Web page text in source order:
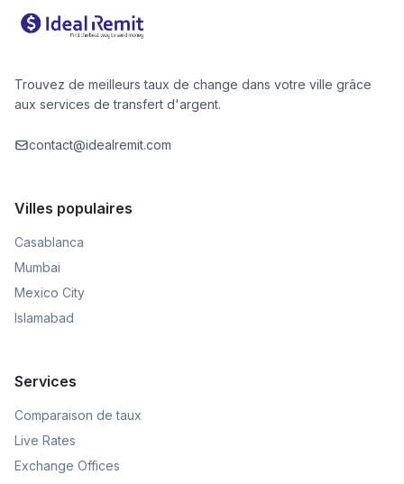
Trouvez de meilleurs taux de change dans votre ville grâce
aux services de transfert d'argent.
contact@idealremit.com
Villes populaires
Casablanca
Mumbai
Mexico City
Islamabad
Services
Comparaison de taux
Live Rates
Exchange Offices